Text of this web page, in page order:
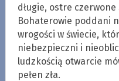
długie, ostre
Bohaterowie poddani
wrogości w świecie,
niebezpieczni i
ludzkością otwarcie
pełen zła.